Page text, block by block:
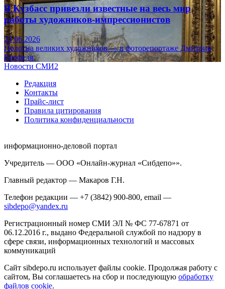
В Кузбасс привезли известные на весь мир
работы художников-импрессионистов
23.06.2026
Полотна великих художников — в фоторепортаже Дмитрия
Верфеля.
Новости СМИ2
Редакция
Контакты
Прайс-лист
Правила цитирования
Политика конфиденциальности
информационно-деловой портал
Учредитель — ООО «Онлайн-журнал «Сибдепо»».
Главный редактор — Макаров Г.Н.
Телефон редакции — +7 (3842) 900-800, email —
sibdepo@yandex.ru
Регистрационный номер СМИ ЭЛ № ФС 77-67871 от
06.12.2016 г., выдано Федеральной службой по надзору в
сфере связи, информационных технологий и массовых
коммуникаций
Сайт sibdepo.ru использует файлы cookie. Продолжая работу с
сайтом, Вы соглашаетесь на сбор и последующую обработку
файлов cookie.